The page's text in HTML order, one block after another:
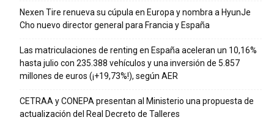
Nexen Tire renueva su cúpula en Europa y nombra a HyunJe
Cho nuevo director general para Francia y España
Las matriculaciones de renting en España aceleran un 10,16%
hasta julio con 235.388 vehículos y una inversión de 5.857
millones de euros (¡+19,73%!), según AER
CETRAA y CONEPA presentan al Ministerio una propuesta de
actualización del Real Decreto de Talleres